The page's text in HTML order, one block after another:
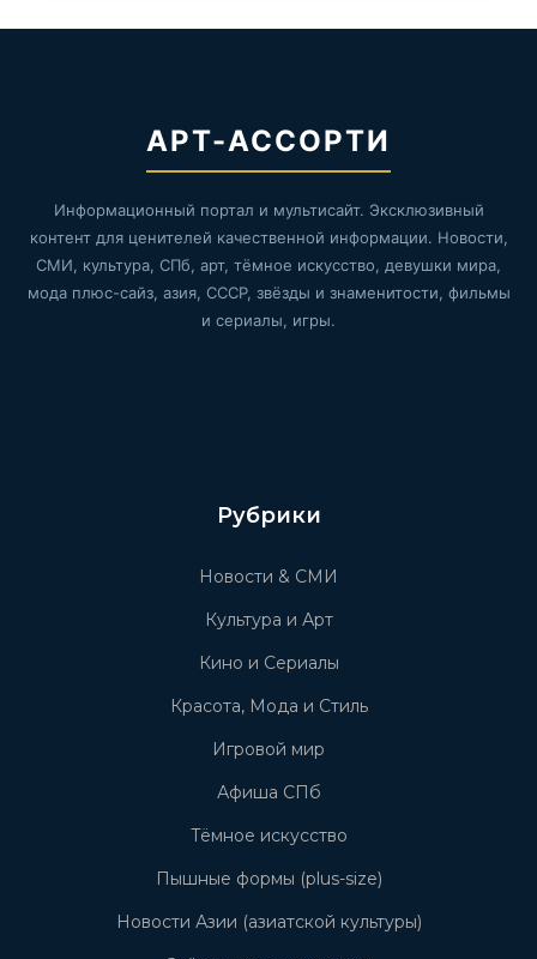
АРТ-АССОРТИ
Информационный портал и мультисайт. Эксклюзивный
контент для ценителей качественной информации. Новости,
СМИ, культура, СПб, арт, тёмное искусство, девушки мира,
мода плюс-сайз, азия, СССР, звёзды и знаменитости, фильмы
и сериалы, игры.
Рубрики
Новости & СМИ
Культура и Арт
Кино и Сериалы
Красота, Мода и Стиль
Игровой мир
Афиша СПб
Тёмное искусство
Пышные формы (plus-size)
Новости Азии (азиатской культуры)